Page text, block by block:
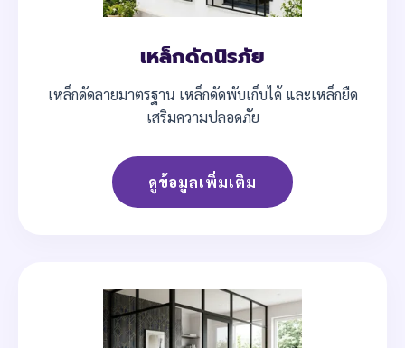
เหล็กดัดนิรภัย
เหล็กดัดลายมาตรฐาน เหล็กดัดพับเก็บได้ และเหล็กยืด
เสริมความปลอดภัย
ดูข้อมูลเพิ่มเติม